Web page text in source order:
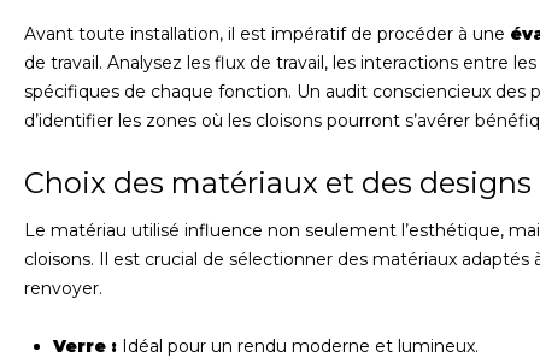
Avant toute installation, il est impératif de procéder à une
de travail. Analysez les flux de travail, les interactions entre
spécifiques de chaque fonction. Un audit consciencieux des
d’identifier les zones où les cloisons pourront s’avérer
Choix des matériaux et des designs
Le matériau utilisé influence non seulement l’esthétique,
cloisons. Il est crucial de sélectionner des matériaux adaptés
renvoyer.
Verre : Idéal pour un rendu moderne et lumineux.